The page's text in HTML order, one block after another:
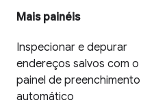
Mais painéis
Inspecionar e depurar
endereços salvos com o
painel de preenchimento
automático